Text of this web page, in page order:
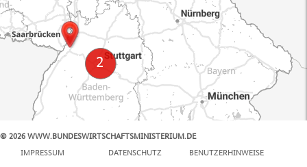
© 2026 WWW.BUNDESWIRTSCHAFTSMINISTERIUM.DE
IMPRESSUM
DATENSCHUTZ BENUTZERHINWEISE